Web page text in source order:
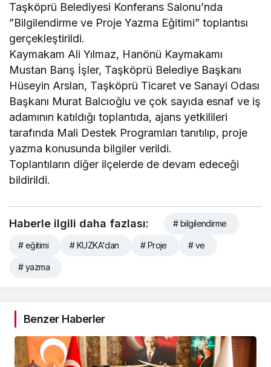
Taşköprü Belediyesi Konferans Salonu’nda
”Bilgilendirme ve Proje Yazma Eğitimi” toplantısı
gerçekleştirildi.
Kaymakam Ali Yılmaz, Hanönü Kaymakamı
Mustan Barış İşler, Taşköprü Belediye Başkanı
Hüseyin Arslan, Taşköprü Ticaret ve Sanayi Odası
Başkanı Murat Balcıoğlu ve çok sayıda esnaf ve iş
adamının katıldığı toplantıda, ajans yetkilileri
tarafında Mali Destek Programları tanıtılıp, proje
yazma konusunda bilgiler verildi.
Toplantıların diğer ilçelerde de devam edeceği
bildirildi.
Haberle ilgili daha fazlası: # bilgilendirme
# eğitimi # KUZKA'dan # Proje # ve
# yazma
Benzer Haberler